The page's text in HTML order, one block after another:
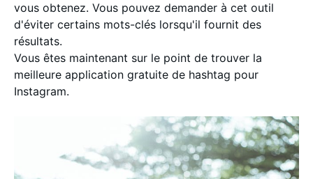
vous obtenez. Vous pouvez demander à cet outil
d'éviter certains mots-clés lorsqu'il fournit des
résultats.
Vous êtes maintenant sur le point de trouver la
meilleure application gratuite de hashtag pour
Instagram.